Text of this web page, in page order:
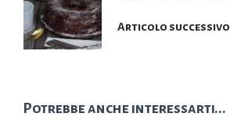
Articolo successivo
Potrebbe anche interessarti...